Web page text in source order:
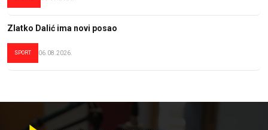
Zlatko Dalić ima novi posao
SPORT 06.08.2026.